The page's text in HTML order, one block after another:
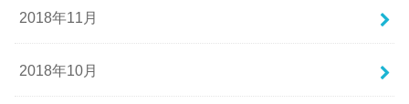
2018年11月
2018年10月